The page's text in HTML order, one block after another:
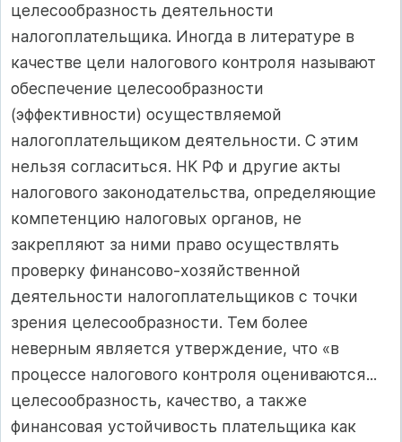
целесообразность деятельности
налогоплательщика. Иногда в литературе в
качестве цели налогового контроля называют
обеспечение целесообразности
(эффективности) осуществляемой
налогоплательщиком деятельности. С этим
нельзя согласиться. НК РФ и другие акты
налогового законодательства, определяющие
компетенцию налоговых органов, не
закрепляют за ними право осуществлять
проверку финансово-хозяйственной
деятельности налогоплательщиков с точки
зрения целесообразности. Тем более
неверным является утверждение, что «в
процессе налогового контроля оцениваются...
целесообразность, качество, а также
финансовая устойчивость плательщика как